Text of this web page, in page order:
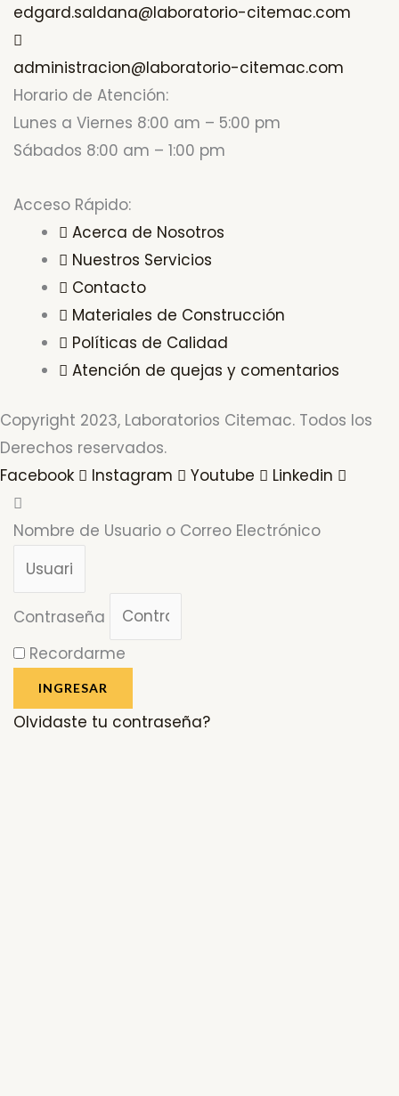
edgard.saldana@laboratorio-citemac.com
administracion@laboratorio-citemac.com
Horario de Atención:
Lunes a Viernes 8:00 am – 5:00 pm
Sábados 8:00 am – 1:00 pm
Acceso Rápido:
Acerca de Nosotros
Nuestros Servicios
Contacto
Materiales de Construcción
Políticas de Calidad
Atención de quejas y comentarios
Copyright 2023, Laboratorios Citemac. Todos los
Derechos reservados.
Facebook
Instagram Youtube Linkedin
Nombre de Usuario o Correo Electrónico
Contraseña
Recordarme
INGRESAR
Olvidaste tu contraseña?